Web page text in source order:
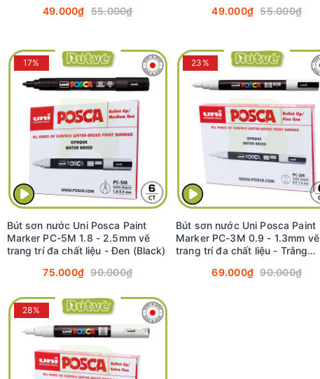
49.000₫ 55.000₫ 49.000₫ 55.000₫
17%
Bút sơn nước Uni Posca Paint
Marker PC-5M 1.8 - 2.5mm vẽ
trang trí đa chất liệu - Đen (Black)
75.000₫ 90.000₫
23%
Bút sơn nước Uni Posca Paint
Marker PC-3M 0.9 - 1.3mm vẽ
trang trí đa chất liệu - Trắng
69.000₫ 90.000₫
28%